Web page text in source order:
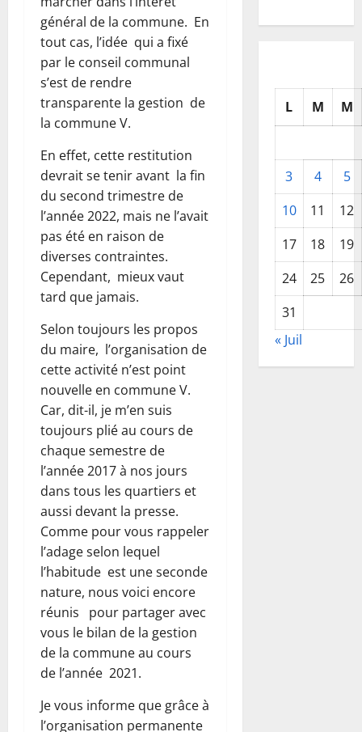
général de la commune. En
tout cas, l’idée qui a fixé
par le conseil communal
s’est de rendre
transparente la gestion de
la commune V.
En effet, cette restitution
devrait se tenir avant la fin
du second trimestre de
l’année 2022, mais ne l’avait
pas été en raison de
diverses contraintes.
Cependant, mieux vaut
tard que jamais.
Selon toujours les propos
du maire, l’organisation de
cette activité n’est point
nouvelle en commune V.
Car, dit-il, je m’en suis
toujours plié au cours de
chaque semestre de
l’année 2017 à nos jours
dans tous les quartiers et
aussi devant la presse.
Comme pour vous rappeler
l’adage selon lequel
l’habitude est une seconde
nature, nous voici encore
réunis pour partager avec
vous le bilan de la gestion
de la commune au cours
de l’année 2021.
Je vous informe que grâce à
l’organisation permanente
L M M
3 4
5
10
11
12
17
18
19
24
25
26
31
« Juil